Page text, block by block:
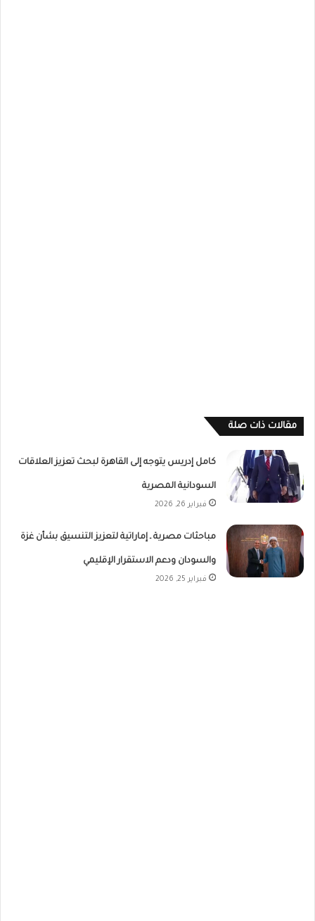
مقالات ذات صلة
كامل إدريس يتوجه إلى القاهرة لبحث تعزيز العلاقات
السودانية المصرية
فبراير 26, 2026
مباحثات مصرية ـ إماراتية لتعزيز التنسيق بشأن غزة
والسودان ودعم الاستقرار الإقليمي
فبراير 25, 2026